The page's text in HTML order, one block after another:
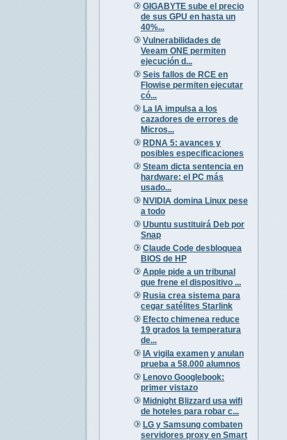
GIGABYTE sube el precio
de sus GPU en hasta un
40%...
Vulnerabilidades de
Veeam ONE permiten
ejecución d...
Seis fallos de RCE en
Flowise permiten ejecutar
có...
La IA impulsa a los
cazadores de errores de
Micros...
RDNA 5: avances y
posibles especificaciones
Steam dicta sentencia en
hardware: el PC más
usado...
NVIDIA domina Linux pese
a todo
Ubuntu sustituirá Deb por
Snap
Claude Code desbloquea
BIOS de HP
Apple pide a un tribunal
que frene el dispositivo ...
Rusia crea sistema para
cegar satélites Starlink
Efecto chimenea reduce
19 grados la temperatura
de...
IA vigila examen y anulan
prueba a 58.000 alumnos
Lenovo Googlebook:
primer vistazo
Midnight Blizzard usa wifi
de hoteles para robar c...
LG y Samsung combaten
servidores proxy en Smart